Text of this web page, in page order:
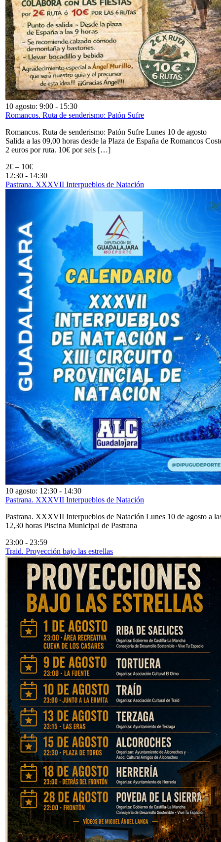
10 agosto: 9:00 - 15:30
Romancos. Ruta de senderismo: Patón Sufre
Romancos. Ruta de senderismo: Patón Sufre Lunes 10 de agosto
Salida a las 09,00 horas desde la Plaza de España de Romancos
2 euros por ruta. 10€ por seis […]
2€ – 10€
12:30 - 14:30
Pastrana. XXXVII Interpueblos de Natación
10 agosto: 12:30 - 14:30
Pastrana. XXXVII Interpueblos de Natación
Pastrana. XXXVII Interpueblos de Natación Lunes 10 de agosto a
12,30 horas Piscina Municipal de Pastrana
23:00 - 23:59
Traid. Proyección bajo las estrellas